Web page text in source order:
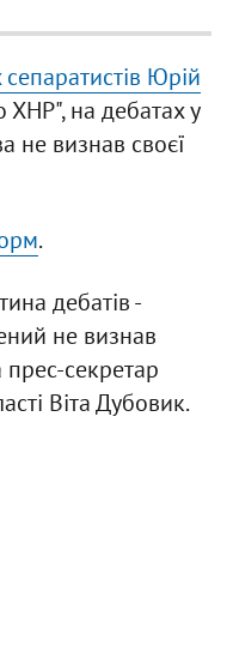
Юрій
ХНР", на дебатах у
не визнав своєї
.
дебатів -
не визнав
прес-секретар
Віта Дубовик.